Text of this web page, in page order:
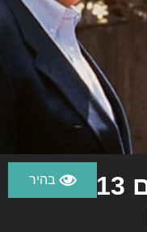
פסטיבל ירושלים 2013: